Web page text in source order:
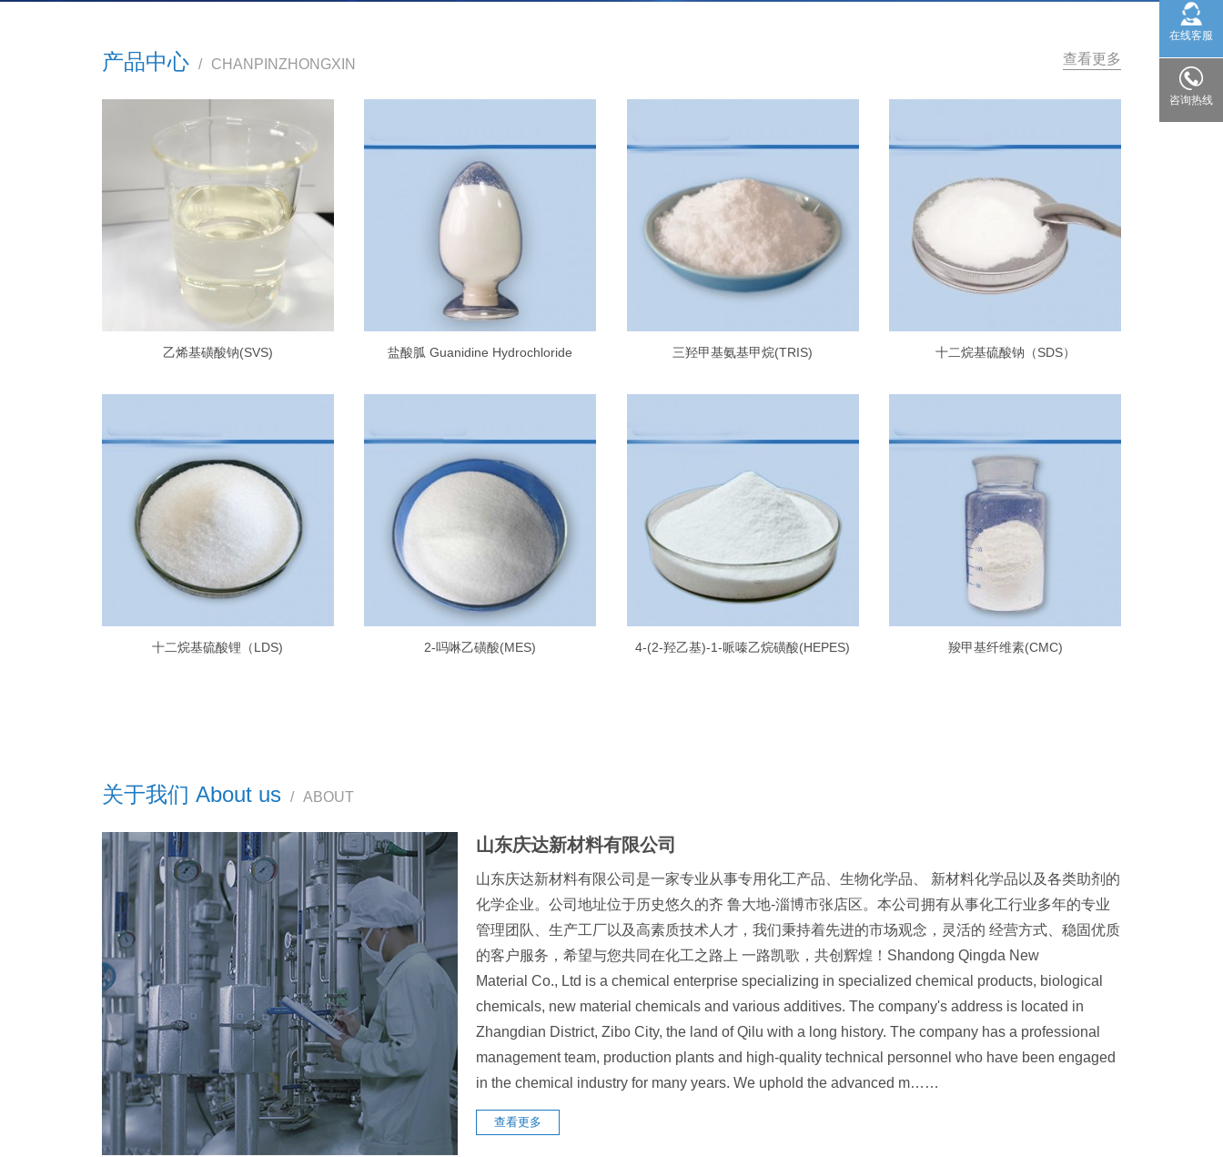
产品中心 / CHANPINZHONGXIN 查看更多
乙烯基磺酸钠(SVS) 盐酸胍 Guanidine Hydrochloride 三羟甲基氨基甲烷(TRIS) 十二烷基硫酸钠（SDS）
十二烷基硫酸锂（LDS) 2-吗啉乙磺酸(MES) 4-(2-羟乙基)-1-哌嗪乙烷磺酸(HEPES) 羧甲基纤维素(CMC)
关于我们 About us / ABOUT
山东庆达新材料有限公司
山东庆达新材料有限公司是一家专业从事专用化工产品、生物化学品、 新材料化学品以及各类助剂的
化学企业。公司地址位于历史悠久的齐 鲁大地-淄博市张店区。本公司拥有从事化工行业多年的专业
管理团队、生产工厂以及高素质技术人才，我们秉持着先进的市场观念，灵活的 经营方式、稳固优质
的客户服务，希望与您共同在化工之路上 一路凯歌，共创辉煌！Shandong Qingda New
Material Co., Ltd is a chemical enterprise specializing in specialized chemical products, biological
chemicals, new material chemicals and various additives. The company's address is located in
Zhangdian District, Zibo City, the land of Qilu with a long history. The company has a professional
management team, production plants and high-quality technical personnel who have been engaged
in the chemical industry for many years. We uphold the advanced m……
查看更多
在线客服
咨询热线